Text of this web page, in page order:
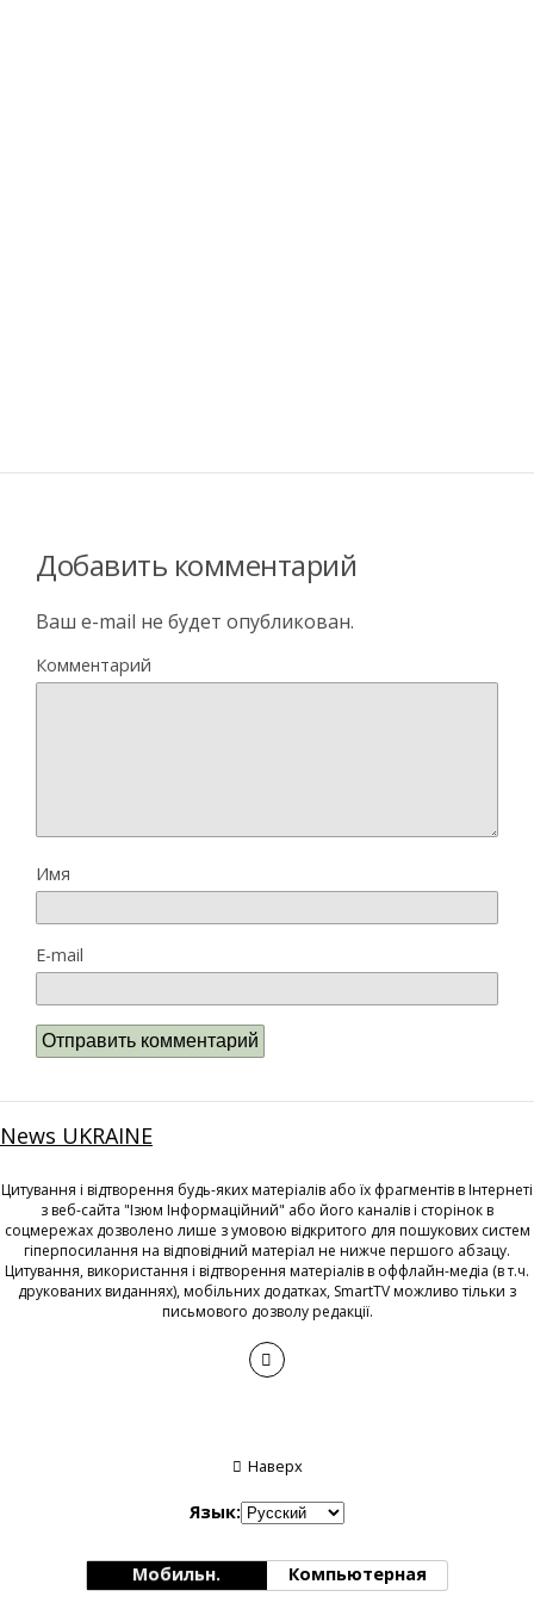
Добавить комментарий
Ваш e-mail не будет опубликован.
Комментарий
Имя
E-mail
News UKRAINE
Цитування і відтворення будь-яких матеріалів або їх фрагментів в Інтернеті
з веб-сайта "Ізюм Інформаційний" або його каналів і сторінок в
соцмережах дозволено лише з умовою відкритого для пошукових систем
гіперпосилання на відповідний матеріал не нижче першого абзацу.
Цитування, використання і відтворення матеріалів в оффлайн-медіа (в т.ч.
друкованих виданнях), мобільних додатках, SmartTV можливо тільки з
письмового дозволу редакції.
Наверх
Язык:
Мобильн. Компьютерная